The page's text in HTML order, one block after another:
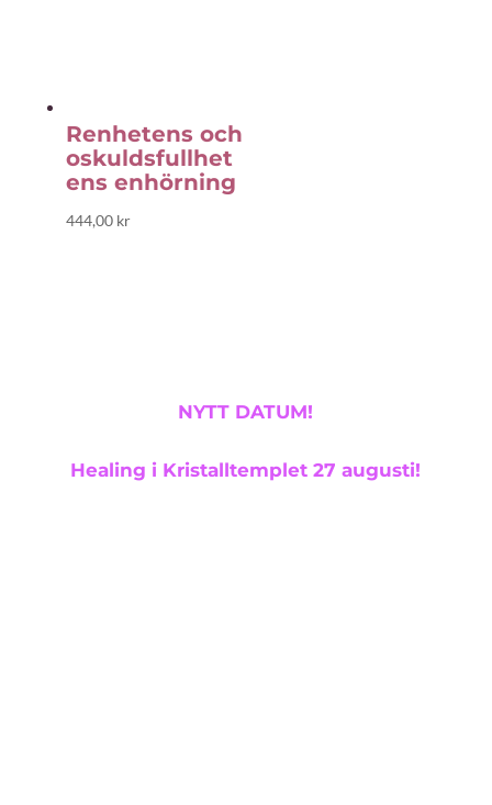
Renhetens och
oskuldsfullhet
ens enhörning
444,00 kr
NYTT DATUM!
Healing i Kristalltemplet 27 augusti!